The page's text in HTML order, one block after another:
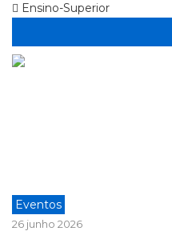
Ensino-Superior
Eventos
26 junho 2026